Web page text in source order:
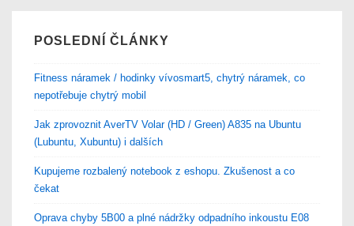
POSLEDNÍ ČLÁNKY
Fitness náramek / hodinky vívosmart5, chytrý náramek, co
nepotřebuje chytrý mobil
Jak zprovoznit AverTV Volar (HD / Green) A835 na Ubuntu
(Lubuntu, Xubuntu) i dalších
Kupujeme rozbalený notebook z eshopu. Zkušenost a co
čekat
Oprava chyby 5B00 a plné nádržky odpadního inkoustu E08